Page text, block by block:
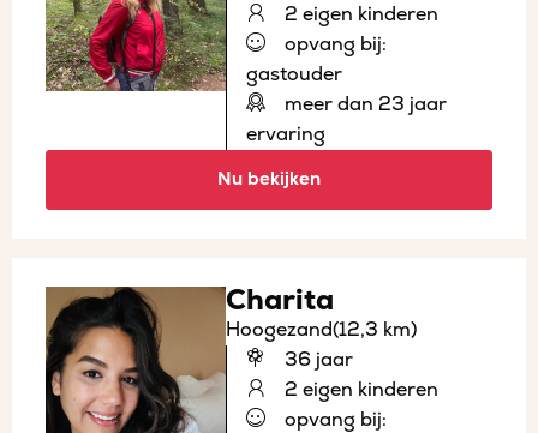
2 eigen kinderen
opvang bij:
gastouder
meer dan 23 jaar
ervaring
Nu bekijken
Charita
Hoogezand(12,3 km)
36 jaar
2 eigen kinderen
opvang bij: